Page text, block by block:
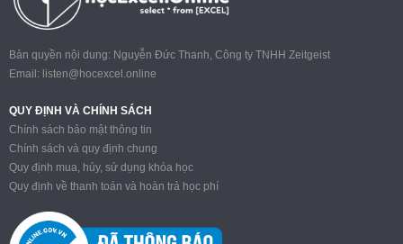
MOS
Power BI
Bản quyền nội dung: Nguyễn Đức Thanh, Công ty TNHH Zeitgeist
Email: listen@hocexcel.online
QUY ĐỊNH VÀ CHÍNH SÁCH
Chính sách bảo mật thông tin
Chính sách và quy định chung
Quy định mua, hủy, sử dụng khóa học
Quy định về thanh toán và hoàn trả học phí